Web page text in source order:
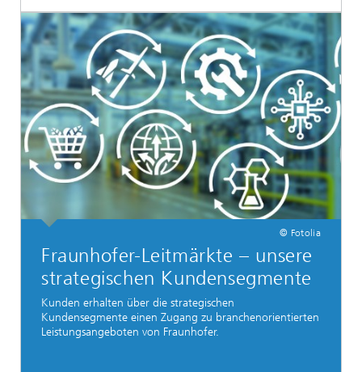
© Fotolia
Fraunhofer-Leitmärkte – unsere
strategischen Kundensegmente
Kunden erhalten über die strategischen
Kundensegmente einen Zugang zu branchenorientierten
Leistungsangeboten von Fraunhofer.